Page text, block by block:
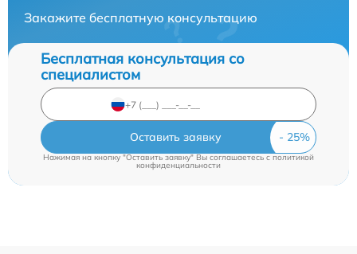
Закажите бесплатную консультацию
Бесплатная консультация со
специалистом
Оставить заявку
Нажимая на кнопку "Оставить заявку" Вы соглашаетесь c политикой
конфиденциальности